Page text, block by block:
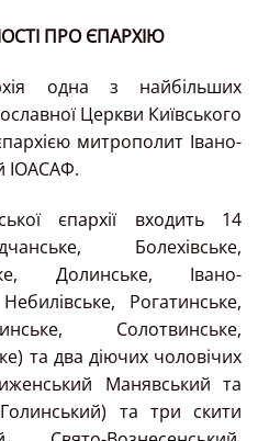
ПРО ЄПАРХІЮ
одна з найбільших
Церкви Київського
митрополит Івано-
ІОАСАФ.
єпархії входить 14
Болехівське,
Долинське, Івано-
Рогатинське,
Солотвинське,
та два діючих чоловічих
Манявський та
та три скити